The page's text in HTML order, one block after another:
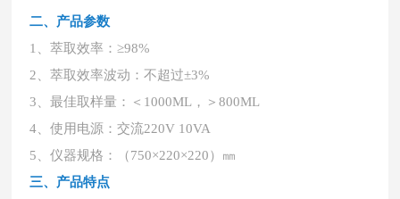
二、产品参数
1、萃取效率：≥98%
2、萃取效率波动：不超过±3%
3、最佳取样量：＜1000ML，＞800ML
4、使用电源：交流220V 10VA
5、仪器规格：（750×220×220）㎜
三、产品特点